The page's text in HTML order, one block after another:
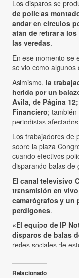
Los disparos se
de policías
andar en círculos
afán de retirar a
las veredas.
En ese momento se
se vio como algunos
Asimismo, la
herida por un
Avila, de Página
Financiero;
periodistas
Los trabajadores de
sobre la plaza
cuando efectivos
disparando balas de
El canal televisivo
transmisión en
camarógrafos y un
perdigones.
«El equipo de IP
disparos de balas
redes sociales de
Relacionado